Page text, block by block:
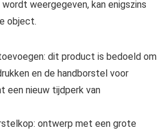
weergegeven, kan enigszins
object.
dit product is bedoeld om
en de handborstel voor
een nieuw tijdperk van
ontwerp met een grote